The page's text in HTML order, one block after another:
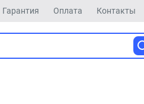
Гарантия Оплата Контакты